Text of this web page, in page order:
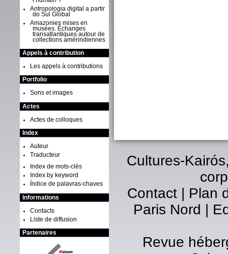
Antropologia digital a partir
do Sul Global
Amazonies mises en
musées. Échanges
transatlantiques autour de
collections amérindiennes
Appels à contribution
Les appels à contributions
Portfolio
Sons et images
Actes
Actes de colloques
Index
Auteur
Traducteur
Index de mots-clés
Index by keyword
Índice de palavras-chaves
Informations
Contacts
Liste de diffusion
Partenaires
Cultures-
Contact | Plan
Paris Nord |
Revue